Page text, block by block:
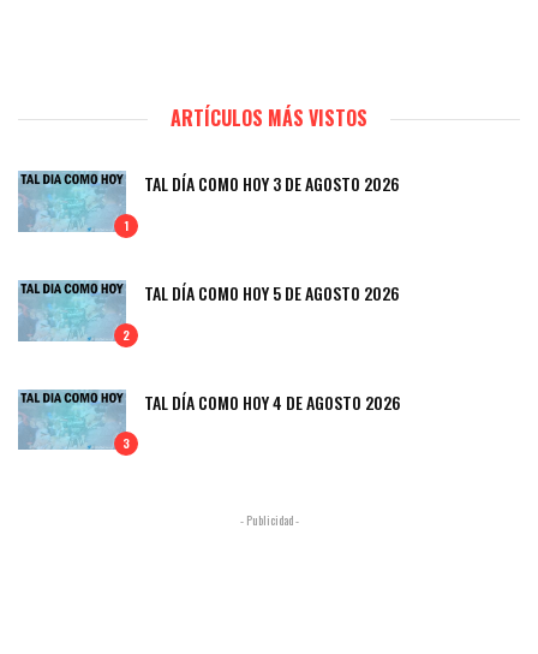
ARTÍCULOS MÁS VISTOS
1
TAL DÍA COMO HOY 3 DE AGOSTO 2026
2
TAL DÍA COMO HOY 5 DE AGOSTO 2026
3
TAL DÍA COMO HOY 4 DE AGOSTO 2026
- Publicidad -